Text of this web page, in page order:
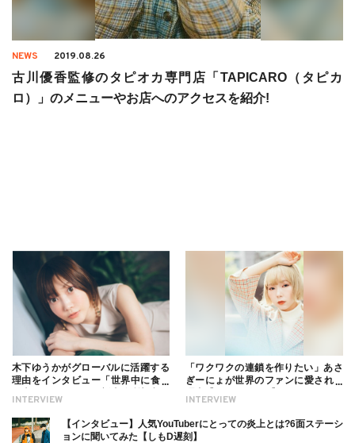
NEWS 2019.08.26
古川優香監修のタピオカ専門店「TAPICARO（タピカ
ロ）」のメニューやお店へのアクセスを紹介!
INTERVIEW
木下ゆうかがグローバルに活躍する
理由をインタビュー「世界中に食べ
ついても
INTERVIEW
「ワクワクの連鎖を作りたい」あさ
ぎーにょが世界のファンに愛される
【インタビュー】人気YouTuberにとっての炎上とは?6面ステーシ
ョンに聞いてみた【しもD遅刻】